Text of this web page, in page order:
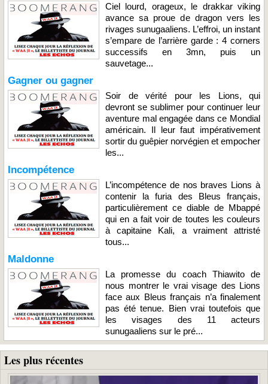
Ciel lourd, orageux, le drakkar viking
avance sa proue de dragon vers les
rivages sunugaaliens. L’effroi, un instant
s’empare de l’arrière garde : 4 corners
successifs en 3mn, puis un
sauvetage...
Gagner ou gagner
Soir de vérité pour les Lions, qui
devront se sublimer pour continuer leur
aventure mal engagée dans ce Mondial
américain. Il leur faut impérativement
sortir du guêpier norvégien et empocher
les...
Incompétence
L’incompétence de nos braves Lions à
contenir la furia des Bleus français,
particulièrement ce diable de Mbappé
qui en a fait voir de toutes les couleurs
à capitaine Kali, a vraiment attristé
tous...
Maldonne
La promesse du coach Thiawito de
nous montrer le vrai visage des Lions
face aux Bleus français n’a finalement
pas été tenue. Bien vrai toutefois que
les visages des 11 acteurs
sunugaaliens sur le pré...
Les plus récentes